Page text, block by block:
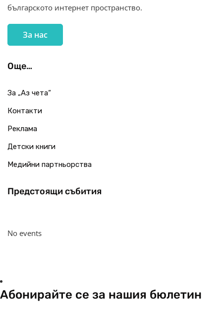
българското интернет пространство.
За нас
Още…
За „Аз чета“
Контакти
Реклама
Детски книги
Медийни партньорства
Предстоящи събития
No events
Абонирайте се за нашия бюлетин